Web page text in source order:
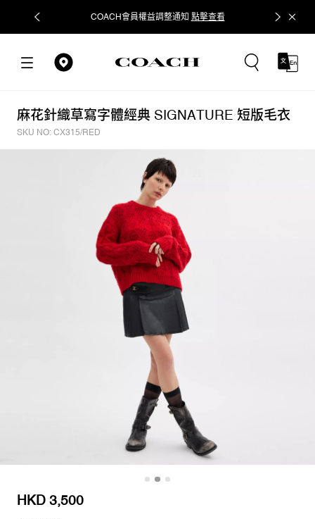
COACH會員權益調整通知 點擊查看 立即追蹤
麻花針織草寫字體經典 SIGNATURE 短版毛衣
SKU NO: CX315/RED
HKD 3,500